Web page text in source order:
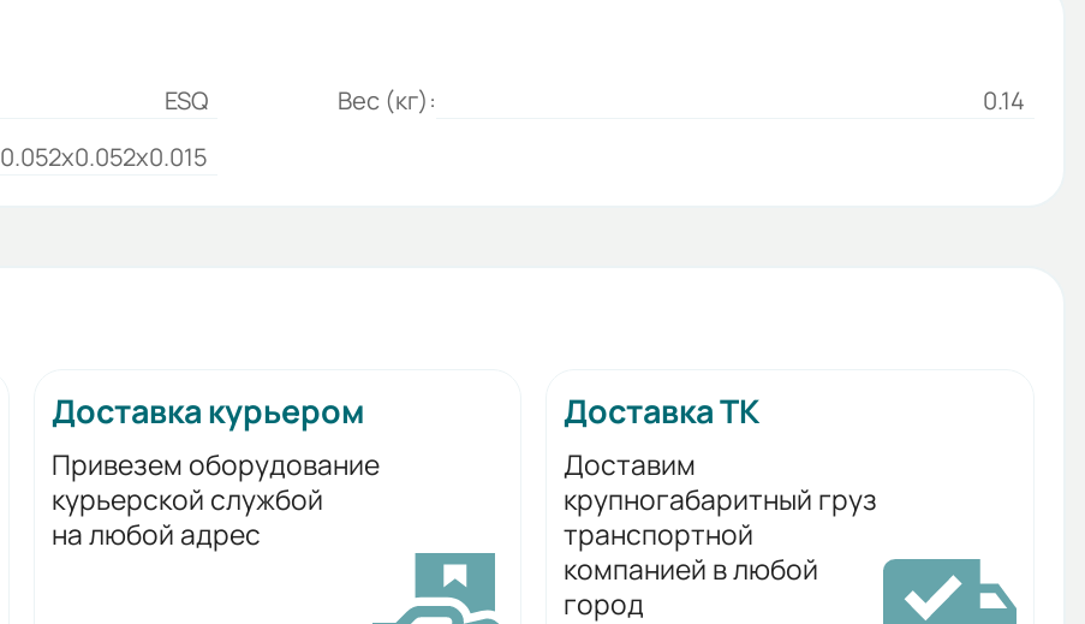
ESQ Вес (кг):
0.14
0.052x0.052x0.015
Доставка курьером
Привезем оборудование
курьерской службой
на любой адрес
Доставка ТК
Доставим
крупногабаритный груз
транспортной
компанией в любой
город